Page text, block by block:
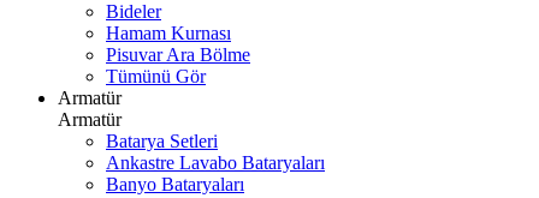
Bideler
Hamam Kurnası
Pisuvar Ara Bölme
Tümünü Gör
Armatür
Armatür
Batarya Setleri
Ankastre Lavabo Bataryaları
Banyo Bataryaları